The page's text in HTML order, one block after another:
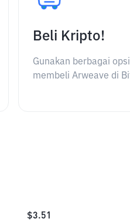
Beli Kripto!
Gunakan berbagai
membeli Arweave di
$3.51